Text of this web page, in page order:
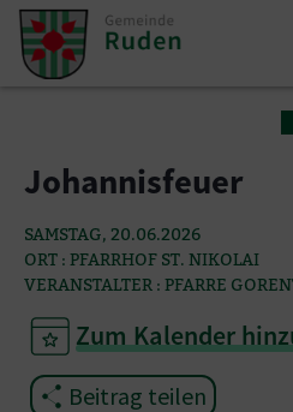
Zum Inhalt springen
Zum Seitenende springen
Johannisfeuer
SAMSTAG, 20.06.2026
ORT : PFARRHOF ST. NIKOLAI
VERANSTALTER : PFARRE
Zum Kalender
Beitrag teilen